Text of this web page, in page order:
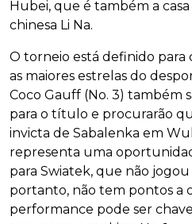
Hubei, que é também a
chinesa Li Na.
O torneio está definido para
as maiores estrelas do
Coco Gauff (No. 3) também
para o título e procurarão
invicta de Sabalenka em
representa uma
para Swiatek, que não jogou
portanto, não tem pontos a
performance pode ser